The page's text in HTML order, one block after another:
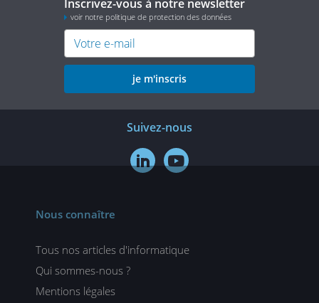
Inscrivez-vous à notre newsletter
voir notre politique de protection des données
je m'inscris
Suivez-nous
 
Nous connaître
Tous nos articles d'informatique
Qui sommes-nous ?
Mentions légales